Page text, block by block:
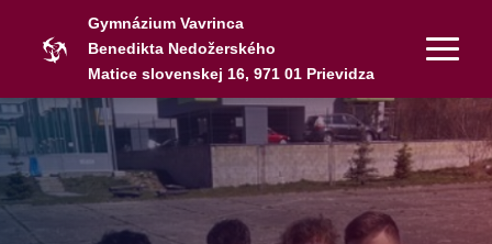
Gymnázium Vavrinca
Benedikta Nedožerského
Matice slovenskej 16, 971 01 Prievidza